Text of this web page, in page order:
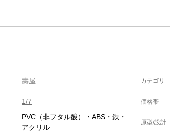
壽屋 カテゴリ
1/7 価格帯
PVC（非フタル酸）・ABS・鉄・
アクリル
原型/設計